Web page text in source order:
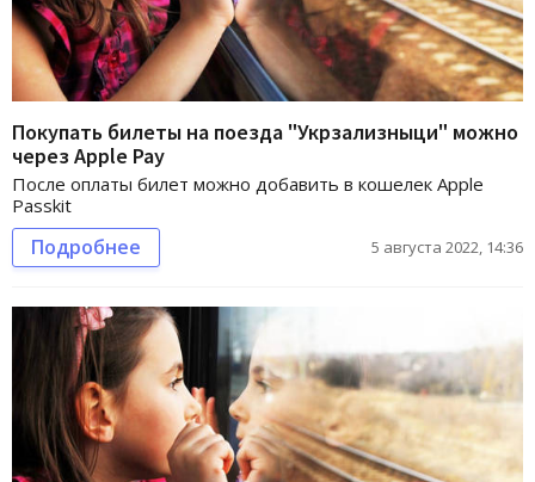
Покупать билеты на поезда "Укрзализныци" можно
через Apple Pay
После оплаты билет можно добавить в кошелек Apple
Passkit
Подробнее 5 августа 2022, 14:36